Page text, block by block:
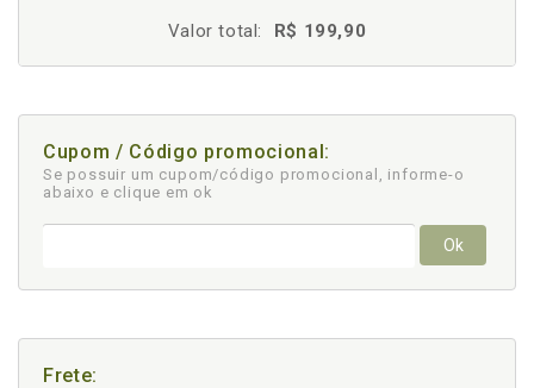
Valor total: R$ 199,90
Cupom / Código promocional:
Se possuir um cupom/código promocional, informe-o
abaixo e clique em ok
Ok
Frete: